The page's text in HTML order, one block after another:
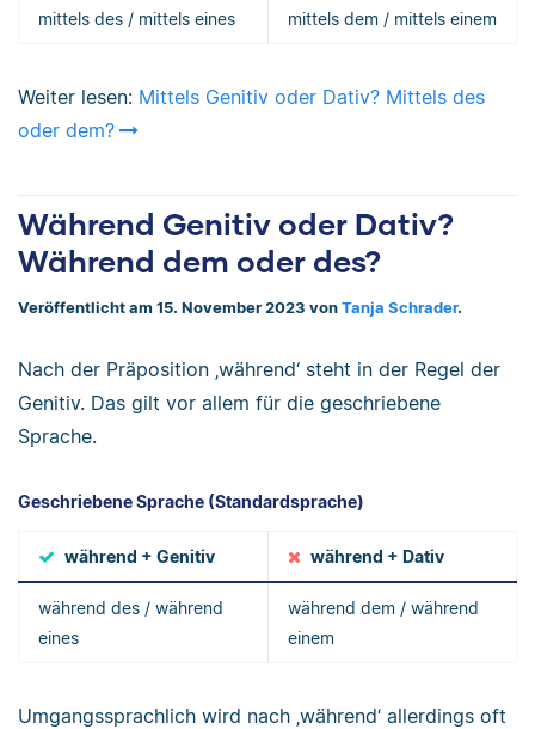
mittels des / mittels eines mittels dem / mittels einem
Weiter lesen: Mittels Genitiv oder Dativ? Mittels des
oder dem?
Während Genitiv oder Dativ?
Während dem oder des?
Veröffentlicht am 15. November 2023 von Tanja Schrader.
Nach der Präposition ‚während‘ steht in der Regel der
Genitiv. Das gilt vor allem für die geschriebene
Sprache.
Geschriebene Sprache (Standardsprache)
während + Genitiv während + Dativ
während des / während
eines
während dem / während
einem
Umgangssprachlich wird nach ‚während‘ allerdings oft